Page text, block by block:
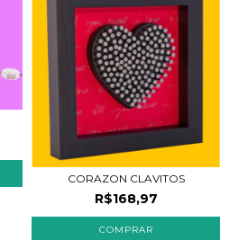
CORAZON CLAVITOS
R$168,97
COMPRAR